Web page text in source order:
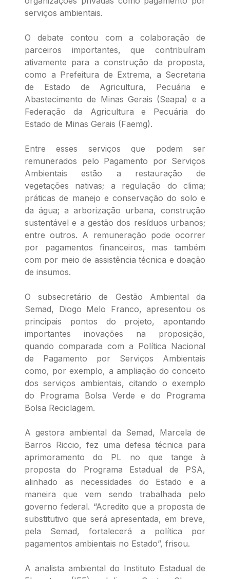
serviços ambientais.
O debate contou com a colaboração de
parceiros importantes, que contribuíram
ativamente para a construção da proposta,
como a Prefeitura de Extrema, a Secretaria
de Estado de Agricultura, Pecuária e
Abastecimento de Minas Gerais (Seapa) e a
Federação da Agricultura e Pecuária do
Estado de Minas Gerais (Faemg).
Entre esses serviços que podem ser
remunerados pelo Pagamento por Serviços
Ambientais estão a restauração de
vegetações nativas; a regulação do clima;
práticas de manejo e conservação do solo e
da água; a arborização urbana, construção
sustentável e a gestão dos resíduos urbanos;
entre outros. A remuneração pode ocorrer
por pagamentos financeiros, mas também
com por meio de assistência técnica e doação
de insumos.
O subsecretário de Gestão Ambiental da
Semad, Diogo Melo Franco, apresentou os
principais pontos do projeto, apontando
importantes inovações na proposição,
quando comparada com a Política Nacional
de Pagamento por Serviços Ambientais
como, por exemplo, a ampliação do conceito
dos serviços ambientais, citando o exemplo
do Programa Bolsa Verde e do Programa
Bolsa Reciclagem.
A gestora ambiental da Semad, Marcela de
Barros Riccio, fez uma defesa técnica para
aprimoramento do PL no que tange à
proposta do Programa Estadual de PSA,
alinhado as necessidades do Estado e a
maneira que vem sendo trabalhada pelo
governo federal. “Acredito que a proposta de
substitutivo que será apresentada, em breve,
pela Semad, fortalecerá a política por
pagamentos ambientais no Estado”, frisou.
A analista ambiental do Instituto Estadual de